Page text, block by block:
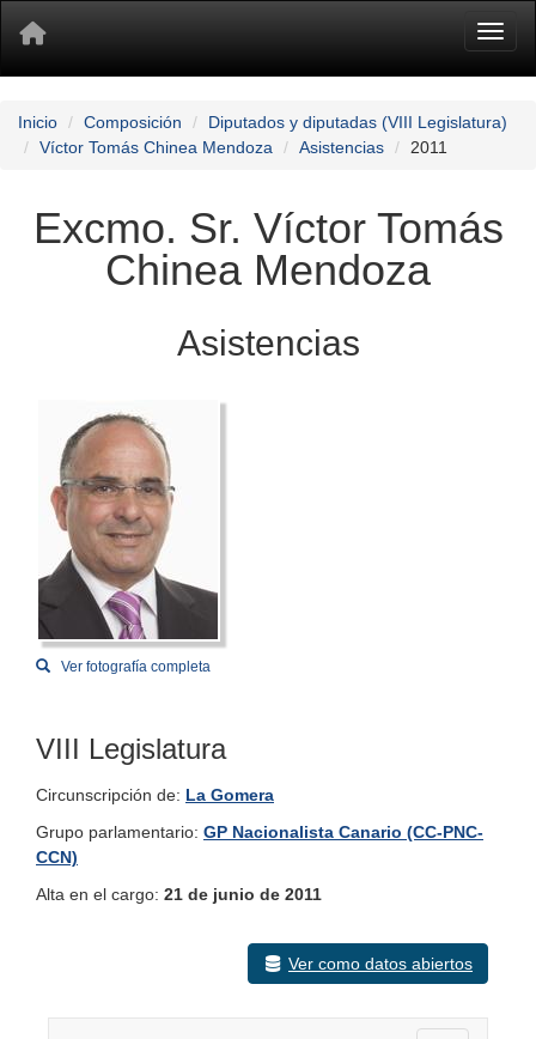
Inicio Composición
Diputados y diputadas (VIII Legislatura)
Víctor Tomás Chinea Mendoza
Asistencias 2011
Excmo. Sr. Víctor Tomás
Chinea Mendoza
Asistencias
Ver fotografía completa
VIII Legislatura
Circunscripción de: La Gomera
Grupo parlamentario: GP Nacionalista Canario (CC-PNC-
CCN)
Alta en el cargo: 21 de junio de 2011
Ver como datos abiertos